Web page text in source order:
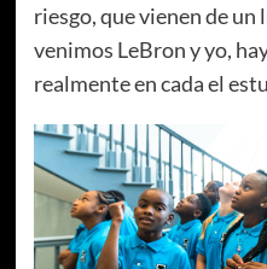
riesgo, que vienen de un
venimos LeBron y yo,
realmente en cada el